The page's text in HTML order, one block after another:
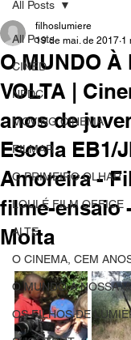
All Posts
CINED
NPDC
MOVING CINEMA
FILMAR
O PRIMEIRO OLHAR
LOULÉ FILM OFFICE
ALTE
O CINEMA, CEM
O MUNDO À NOSSA
OS FILHOS DE
All Posts
O MUNDO À
VOLTA |
anos de
Escola EB1/
Amoreira -
filme-ensaio
Moita
filhoslumiere
19 de mai. de 2017 1